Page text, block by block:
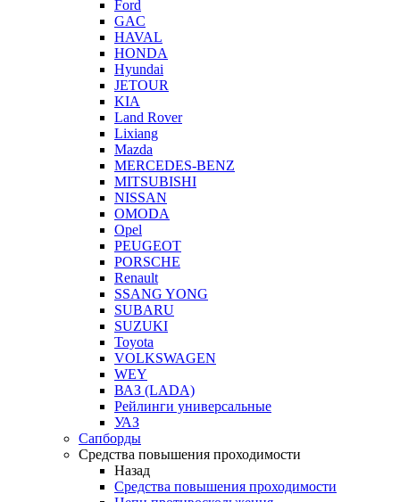
Ford
GAC
HAVAL
HONDA
Hyundai
JETOUR
KIA
Land Rover
Lixiang
Mazda
MERCEDES-BENZ
MITSUBISHI
NISSAN
OMODA
Opel
PEUGEOT
PORSCHE
Renault
SSANG YONG
SUBARU
SUZUKI
Toyota
VOLKSWAGEN
WEY
ВАЗ (LADA)
Рейлинги универсальные
УАЗ
Сапборды
Средства повышения проходимости
Назад
Средства повышения проходимости